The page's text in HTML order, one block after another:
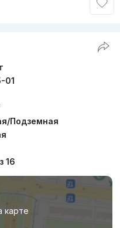
01
Подземная
16
карте